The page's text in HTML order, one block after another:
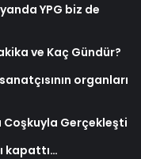
YPG biz de
ve Kaç Gündür?
organları
Coşkuyla Gerçekleşti
kapattı…